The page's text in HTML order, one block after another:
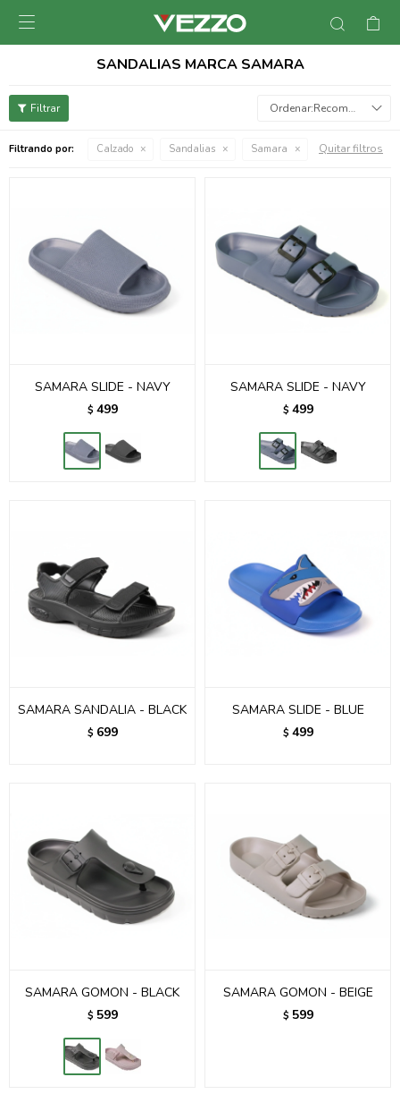

SANDALIAS MARCA SAMARA
Recomendados
Filtrando por: Calzado Sandalias Samara Quitar filtros
SAMARA SLIDE - NAVY
$ 499
SAMARA SLIDE - NAVY
$ 499
SAMARA SANDALIA - BLACK
$ 699
SAMARA SLIDE - BLUE
$ 499
SAMARA GOMON - BLACK
$ 599
SAMARA GOMON - BEIGE
$ 599